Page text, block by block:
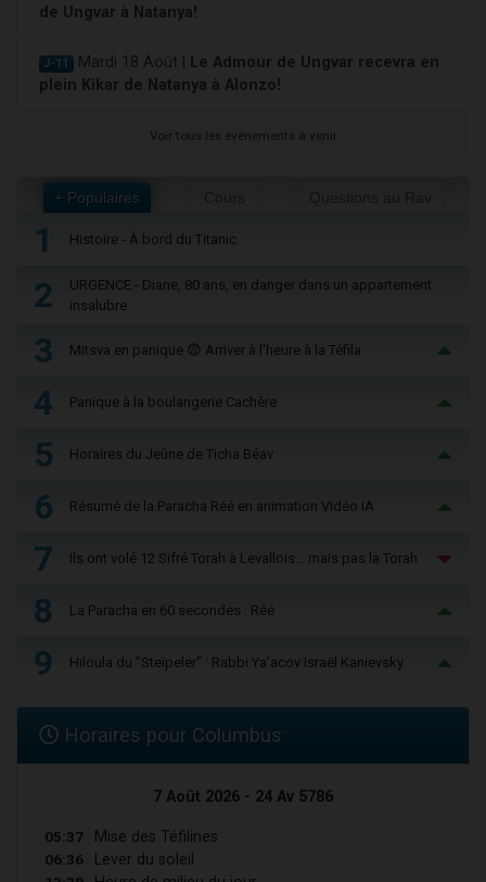
de Ungvar à Natanya!
J-11 Mardi 18 Août |
Le Admour de Ungvar recevra en
plein Kikar de Natanya à Alonzo!
Voir tous les événements à venir
+ Populaires
1 Histoire - À bord du Titanic
2
URGENCE - Diane, 80 ans, en danger dans un appartement
insalubre
3 Mitsva en panique 😨 Arriver à l'heure à la Téfila
4 Panique à la boulangerie Cachère
5 Horaires du Jeûne de Ticha Béav
6 Résumé de la Paracha Réé en animation Vidéo IA
7 Ils ont volé 12 Sifré Torah à Levallois… mais pas la Torah
8 La Paracha en 60 secondes : Réé
9 Hiloula du "Steïpeler" : Rabbi Ya’acov Israël Kanievsky
Horaires pour Columbus
7 Août 2026 - 24 Av 5786
05:37 Mise des Téfilines
06:36 Lever du soleil